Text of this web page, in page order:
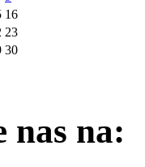
16
23
30
nas na: